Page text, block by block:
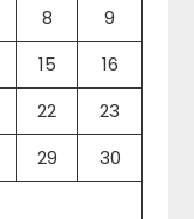
8
9
15
16
22
23
29
30